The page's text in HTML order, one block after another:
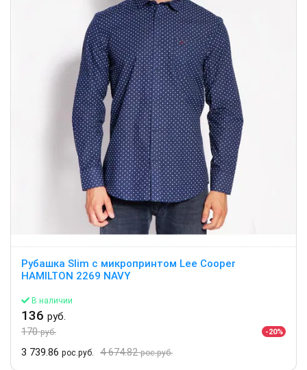
Рубашка Slim с микропринтом Lee Cooper
HAMILTON 2269 NAVY
В наличии
136 руб.
170руб. -20%
3 739.86 рос.руб. 4 674.82рос.руб.